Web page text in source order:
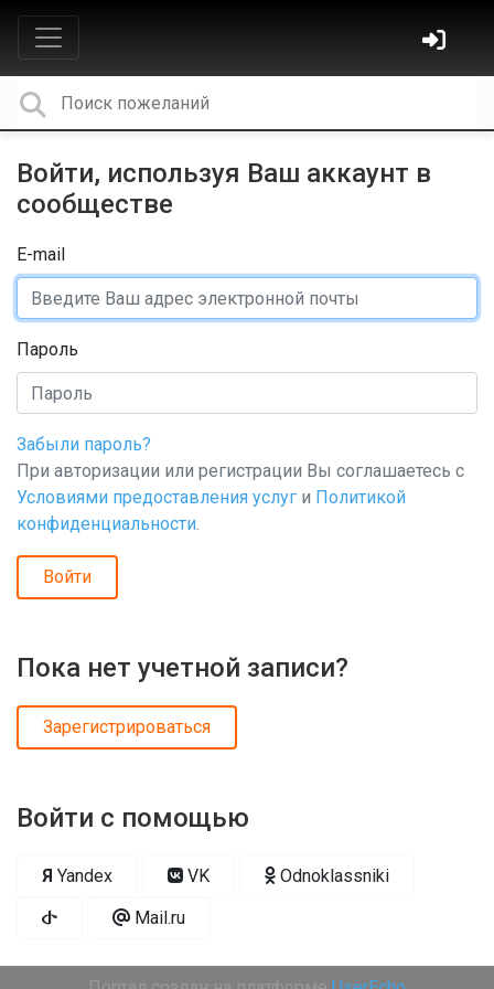
Войти, используя Ваш аккаунт в
сообществе
E-mail
Пароль
Забыли пароль?
При авторизации или регистрации Вы соглашаетесь с
Условиями предоставления услуг и Политикой
конфиденциальности.
Войти
Пока нет учетной записи?
Зарегистрироваться
Войти с помощью
Я Yandex VK
Odnoklassniki
Mail.ru